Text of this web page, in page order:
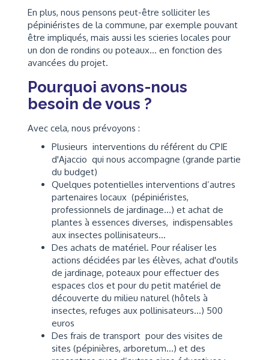
En plus, nous pensons peut-être solliciter les
pépiniéristes de la commune, par exemple pouvant
être impliqués, mais aussi les scieries locales pour
un don de rondins ou poteaux... en fonction des
avancées du projet.
Pourquoi avons-nous
besoin de vous ?
Avec cela, nous prévoyons :
Plusieurs interventions du référent du CPIE
d'Ajaccio qui nous accompagne (grande partie
du budget)
Quelques potentielles interventions d’autres
partenaires locaux (pépiniéristes,
professionnels de jardinage...) et achat de
plantes à essences diverses, indispensables
aux insectes pollinisateurs...
Des achats de matériel. Pour réaliser les
actions décidées par les élèves, achat d'outils
de jardinage, poteaux pour effectuer des
espaces clos et pour du petit matériel de
découverte du milieu naturel (hôtels à
insectes, refuges aux pollinisateurs...) 500
euros
Des frais de transport pour des visites de
sites (pépinières, arboretum...) et des